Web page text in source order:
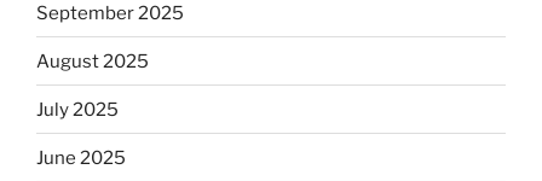
September 2025
August 2025
July 2025
June 2025